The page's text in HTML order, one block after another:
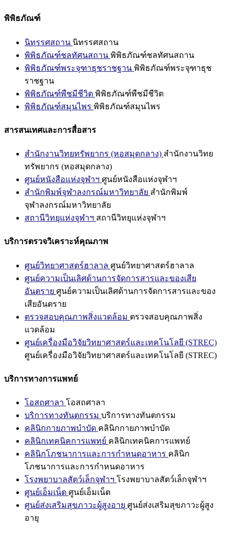
พิพิธภัณฑ์
นิทรรศสถาน นิทรรศสถาน
พิพิธภัณฑ์ชลทัศนสถาน พิพิธภัณฑ์ชลทัศนสถาน
พิพิธภัณฑ์พระจุฑาธุชราชฐาน พิพิธภัณฑ์พระจุฑาธุช
ราชฐาน
พิพิธภัณฑ์พืชมีชีวิต พิพิธภัณฑ์พืชมีชีวิต
พิพิธภัณฑ์สมุนไพร พิพิธภัณฑ์สมุนไพร
สารสนเทศและการสื่อสาร
สำนักงานวิทยทรัพยากร (หอสมุดกลาง) สำนักงานวิทย
ทรัพยากร (หอสมุดกลาง)
ศูนย์หนังสือแห่งจุฬาฯ ศูนย์หนังสือแห่งจุฬาฯ
สำนักพิมพ์จุฬาลงกรณ์มหาวิทยาลัย สำนักพิมพ์
จุฬาลงกรณ์มหาวิทยาลัย
สถานีวิทยุแห่งจุฬาฯ สถานีวิทยุแห่งจุฬาฯ
บริการตรวจวิเคราะห์คุณภาพ
ศูนย์วิทยาศาสตร์ฮาลาล ศูนย์วิทยาศาสตร์ฮาลาล
ศูนย์ความเป็นเลิศด้านการจัดการสารและของเสีย
อันตราย ศูนย์ความเป็นเลิศด้านการจัดการสารและของ
เสียอันตราย
ตรวจสอบคุณภาพสิ่งแวดล้อม ตรวจสอบคุณภาพสิ่ง
แวดล้อม
ศูนย์เครื่องมือวิจัยวิทยาศาสตร์และเทคโนโลยี (STREC)
ศูนย์เครื่องมือวิจัยวิทยาศาสตร์และเทคโนโลยี (STREC)
บริการทางการแพทย์
โอสถศาลา โอสถศาลา
บริการทางทันตกรรม บริการทางทันตกรรม
คลินิกกายภาพบำบัด คลินิกกายภาพบำบัด
คลินิกเทคนิคการแพทย์ คลินิกเทคนิคการแพทย์
คลินิกโภชนาการและการกำหนดอาหาร คลินิก
โภชนาการและการกำหนดอาหาร
โรงพยาบาลสัตว์เล็กจุฬาฯ โรงพยาบาลสัตว์เล็กจุฬาฯ
ศูนย์เอ็มเน็ต ศูนย์เอ็มเน็ต
ศูนย์ส่งเสริมสุขภาวะผู้สูงอายุ ศูนย์ส่งเสริมสุขภาวะผู้สูง
อายุ